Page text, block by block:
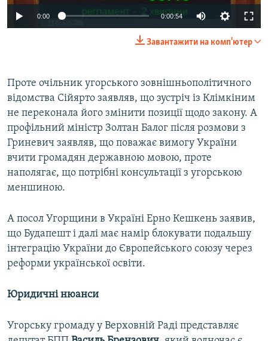
0:00 0:00:54
Завантажити на комп'ютер
Проте очільник угорського зовнішньополітичного
відомства Сійярто заявляв, що зустріч із Клімкіним
не переконала його змінити позиції щодо закону. А
профільний міністр Золтан Балог після розмови з
Гриневич заявляв, що поважає вимогу України
вчити громадян державною мовою, проте
наполягає, що потрібні консультації з угорською
меншиною.
А посол Угорщини в Україні Ерно Кешкень заявив,
що Будапешт і далі має намір блокувати подальшу
інтеграцію України до Європейського союзу через
реформи української освіти.
Юридичні нюанси
Угорську громаду у Верховній Раді представляє